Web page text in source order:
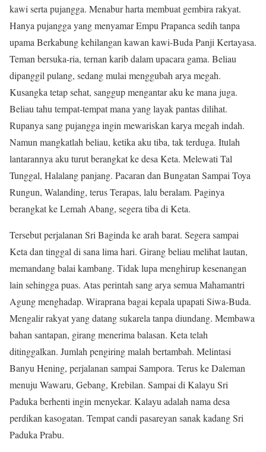
kawi serta pujangga. Menabur harta membuat gembira rakyat.
Hanya pujangga yang menyamar Empu Prapanca sedih tanpa
upama Berkabung kehilangan kawan kawi-Buda Panji Kertayasa.
Teman bersuka-ria, ternan karib dalam upacara gama. Beliau
dipanggil pulang, sedang mulai menggubah arya megah.
Kusangka tetap sehat, sanggup mengantar aku ke mana juga.
Beliau tahu tempat-tempat mana yang layak pantas dilihat.
Rupanya sang pujangga ingin mewariskan karya megah indah.
Namun mangkatlah beliau, ketika aku tiba, tak terduga. Itulah
lantarannya aku turut berangkat ke desa Keta. Melewati Tal
Tunggal, Halalang panjang. Pacaran dan Bungatan Sampai Toya
Rungun, Walanding, terus Terapas, lalu beralam. Paginya
berangkat ke Lemah Abang, segera tiba di Keta.
Tersebut perjalanan Sri Baginda ke arah barat. Segera sampai
Keta dan tinggal di sana lima hari. Girang beliau melihat lautan,
memandang balai kambang. Tidak lupa menghirup kesenangan
lain sehingga puas. Atas perintah sang arya semua Mahamantri
Agung menghadap. Wiraprana bagai kepala upapati Siwa-Buda.
Mengalir rakyat yang datang sukarela tanpa diundang. Membawa
bahan santapan, girang menerima balasan. Keta telah
ditinggalkan. Jumlah pengiring malah bertambah. Melintasi
Banyu Hening, perjalanan sampai Sampora. Terus ke Daleman
menuju Wawaru, Gebang, Krebilan. Sampai di Kalayu Sri
Paduka berhenti ingin menyekar. Kalayu adalah nama desa
perdikan kasogatan. Tempat candi pasareyan sanak kadang Sri
Paduka Prabu.